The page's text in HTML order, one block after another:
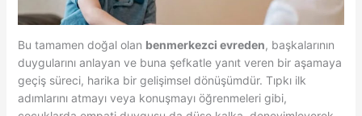
Bu tamamen doğal olan benmerkezci evreden, başkalarının
duygularını anlayan ve buna şefkatle yanıt veren bir aşamaya
geçiş süreci, harika bir gelişimsel dönüşümdür. Tıpkı ilk
adımlarını atmayı veya konuşmayı öğrenmeleri gibi,